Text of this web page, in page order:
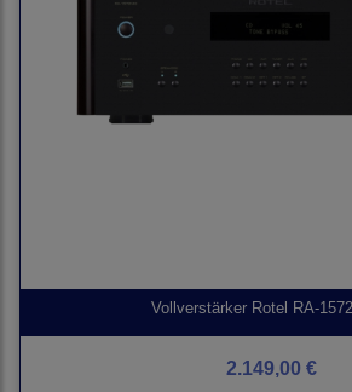
Vollverstärker Rotel RA-
2.149,00 €